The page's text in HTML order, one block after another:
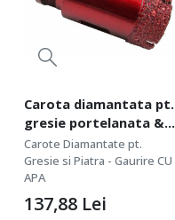
Carota diamantata pt.
gresie portelanata &
piatra - diam. 20mm -
Premium -
DXDH.80408.20
Carote Diamantate pt.
Gresie si Piatra - Gaurire CU
APA
137,88 Lei